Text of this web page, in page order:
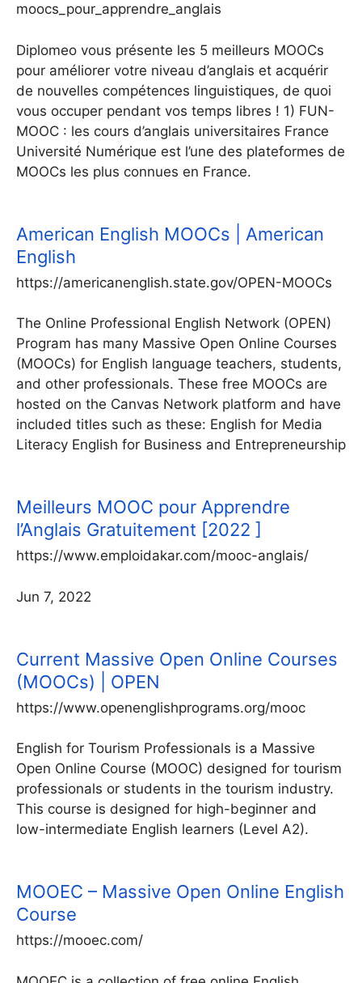
moocs_pour_apprendre_anglais
Diplomeo vous présente les 5 meilleurs MOOCs
pour améliorer votre niveau d’anglais et acquérir
de nouvelles compétences linguistiques, de quoi
vous occuper pendant vos temps libres ! 1) FUN-
MOOC : les cours d’anglais universitaires France
Université Numérique est l’une des plateformes de
MOOCs les plus connues en France.
American English MOOCs | American
English
https://americanenglish.state.gov/OPEN-MOOCs
The Online Professional English Network (OPEN)
Program has many Massive Open Online Courses
(MOOCs) for English language teachers, students,
and other professionals. These free MOOCs are
hosted on the Canvas Network platform and have
included titles such as these: English for Media
Literacy English for Business and Entrepreneurship
Meilleurs MOOC pour Apprendre
l’Anglais Gratuitement [2022 ]
https://www.emploidakar.com/mooc-anglais/
Jun 7, 2022
Current Massive Open Online Courses
(MOOCs) | OPEN
https://www.openenglishprograms.org/mooc
English for Tourism Professionals is a Massive
Open Online Course (MOOC) designed for tourism
professionals or students in the tourism industry.
This course is designed for high-beginner and
low-intermediate English learners (Level A2).
MOOEC – Massive Open Online English
Course
https://mooec.com/